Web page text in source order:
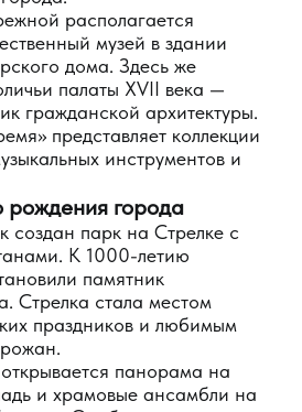
располагается
музей в здании
дома. Здесь же
палаты XVII века —
гражданской архитектуры.
представляет коллекции
инструментов и
города
создан парк на Стрелке с
К 1000-летию
памятник
Стрелка стала местом
праздников и любимым
панорама на
и храмовые ансамбли на